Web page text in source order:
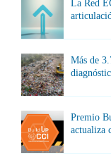
La Red
Más de
Premio
actualiza